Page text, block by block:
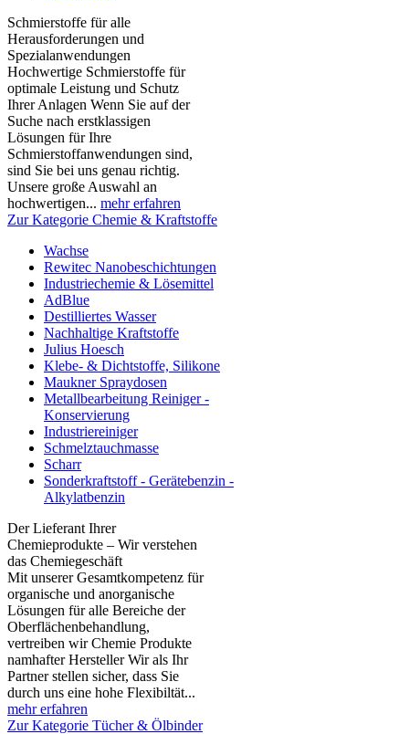
Schmierstoffe für alle
Herausforderungen und
Spezialanwendungen
Hochwertige Schmierstoffe für
optimale Leistung und Schutz
Ihrer Anlagen Wenn Sie auf der
Suche nach erstklassigen
Lösungen für Ihre
Schmierstoffanwendungen sind,
sind Sie bei uns genau richtig.
Unsere große Auswahl an
hochwertigen... mehr erfahren
Zur Kategorie Chemie & Kraftstoffe
Wachse
Rewitec Nanobeschichtungen
Industriechemie & Lösemittel
AdBlue
Destilliertes Wasser
Nachhaltige Kraftstoffe
Julius Hoesch
Klebe- & Dichtstoffe, Silikone
Maukner Spraydosen
Metallbearbeitung Reiniger -
Konservierung
Industriereiniger
Schmelztauchmasse
Scharr
Sonderkraftstoff - Gerätebenzin -
Alkylatbenzin
Der Lieferant Ihrer
Chemieprodukte – Wir verstehen
das Chemiegeschäft
Mit unserer Gesamtkompetenz für
organische und anorganische
Lösungen für alle Bereiche der
Oberflächenbehandlung,
vertreiben wir Chemie Produkte
namhafter Hersteller Wir als Ihr
Partner stellen sicher, dass Sie
durch uns eine hohe Flexibiltät...
mehr erfahren
Zur Kategorie Tücher & Ölbinder